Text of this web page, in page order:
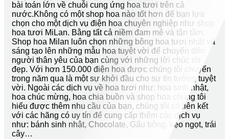
bài toán lớn về chuỗi cung ứng hoa tươi trên cả
nước.Không có một shop hoa nào tốt hơn để bạn lựa
chọn cho một dịch vụ điện hoa chuyên nghiệp như shop
hoa tươi MiLan. Bằng tất cả niềm đam mê và tận tâm,
Shop hoa Milan luôn chọn những bông hoa tươi nhất và
sáng tạo lên những mẫu hoa tuyệt vời để chuyển đến
người thân yêu của bạn cùng với những lời chúc tốt
đẹp. Với hơn 150.000 điện hoa được chúng tôi chuyển
trong năm qua là một sự khởi đầu cho sự tin tưởng tuyệt
vời. Ngoài các dịch vụ về hoa tươi như: hoa sinh nhật,
hoa chúc mừng, hoa chia buồn và shop hoa chúng tôi
hiểu được thêm nhu cầu của bạn, chúng tôi có liên kết
với các hãng có uy tín để cung cấp thêm các dịch vụ
như: bánh sinh nhật, Chocolate, Gấu bông, kẹo ngọt, trái
cây…